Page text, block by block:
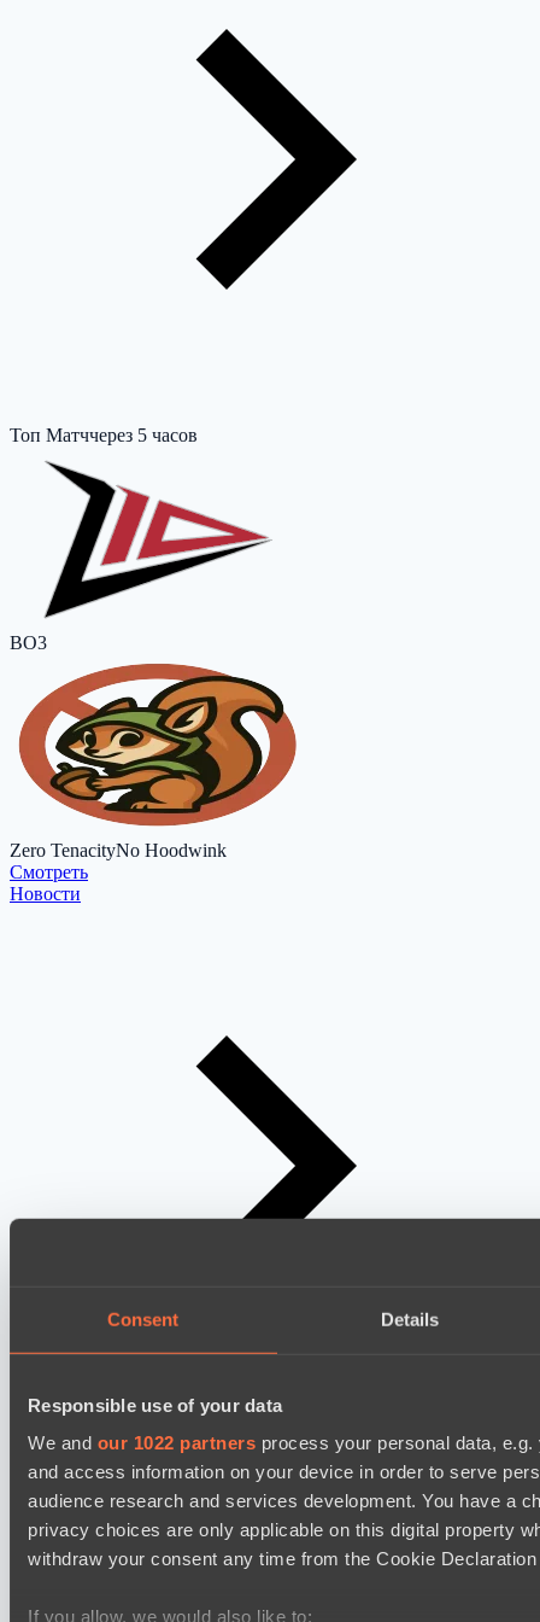
Consent Details
Responsible use of your data
We and our 1022 partners process your personal data,
and access information on your device in order to serve
audience research and services development. You have a
privacy choices are only applicable on this digital property
withdraw your consent any time from the Cookie
If you allow, we would also like to:
Топ Матччерез 5 часов
BO3
Zero TenacityNo Hoodwink
Cмотреть
Новости